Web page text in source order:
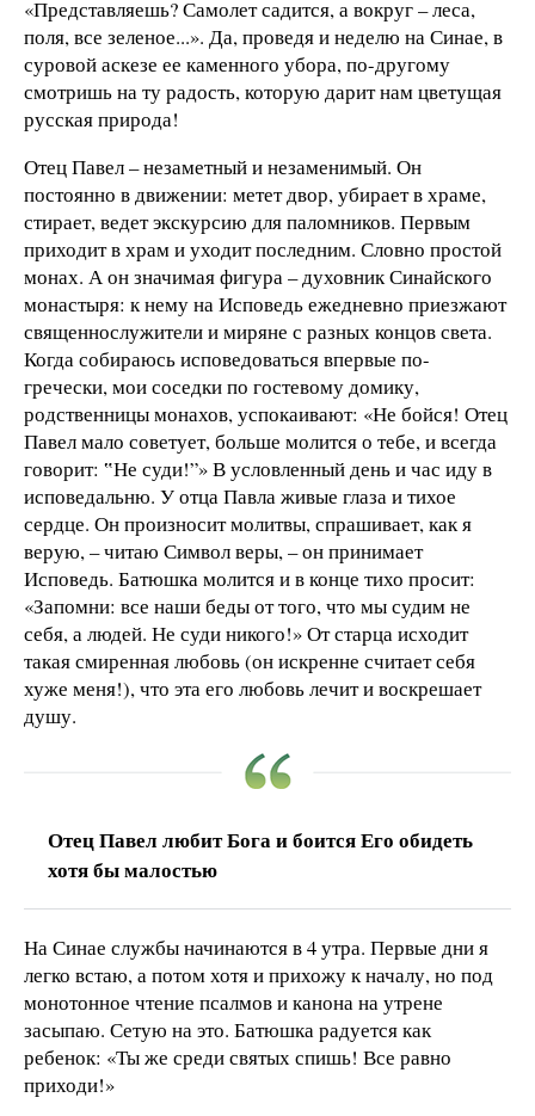
«Представляешь? Самолет садится, а вокруг – леса,
поля, все зеленое...». Да, проведя и неделю на Синае, в
суровой аскезе ее каменного убора, по-другому
смотришь на ту радость, которую дарит нам цветущая
русская природа!
Отец Павел – незаметный и незаменимый. Он
постоянно в движении: метет двор, убирает в храме,
стирает, ведет экскурсию для паломников. Первым
приходит в храм и уходит последним. Словно простой
монах. А он значимая фигура – духовник Синайского
монастыря: к нему на Исповедь ежедневно приезжают
священнослужители и миряне с разных концов света.
Когда собираюсь исповедоваться впервые по-
гречески, мои соседки по гостевому домику,
родственницы монахов, успокаивают: «Не бойся! Отец
Павел мало советует, больше молится о тебе, и всегда
говорит: ‟Не суди!”» В условленный день и час иду в
исповедальню. У отца Павла живые глаза и тихое
сердце. Он произносит молитвы, спрашивает, как я
верую, – читаю Символ веры, – он принимает
Исповедь. Батюшка молится и в конце тихо просит:
«Запомни: все наши беды от того, что мы судим не
себя, а людей. Не суди никого!» От старца исходит
такая смиренная любовь (он искренне считает себя
хуже меня!), что эта его любовь лечит и воскрешает
душу.
Отец Павел любит Бога и боится Его обидеть
хотя бы малостью
На Синае службы начинаются в 4 утра. Первые дни я
легко встаю, а потом хотя и прихожу к началу, но под
монотонное чтение псалмов и канона на утрене
засыпаю. Сетую на это. Батюшка радуется как
ребенок: «Ты же среди святых спишь! Все равно
приходи!»